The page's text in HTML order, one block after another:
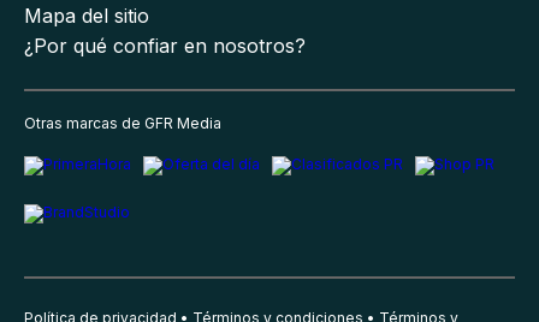
Mapa del sitio
¿Por qué confiar en nosotros?
Otras marcas de GFR Media
Política de privacidad Términos y condiciones Términos y